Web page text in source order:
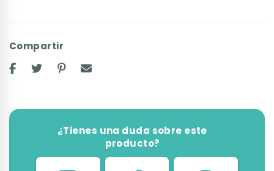
Compartir
¿Tienes una duda sobre este
producto?